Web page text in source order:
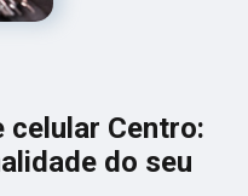
celular Centro:
do seu